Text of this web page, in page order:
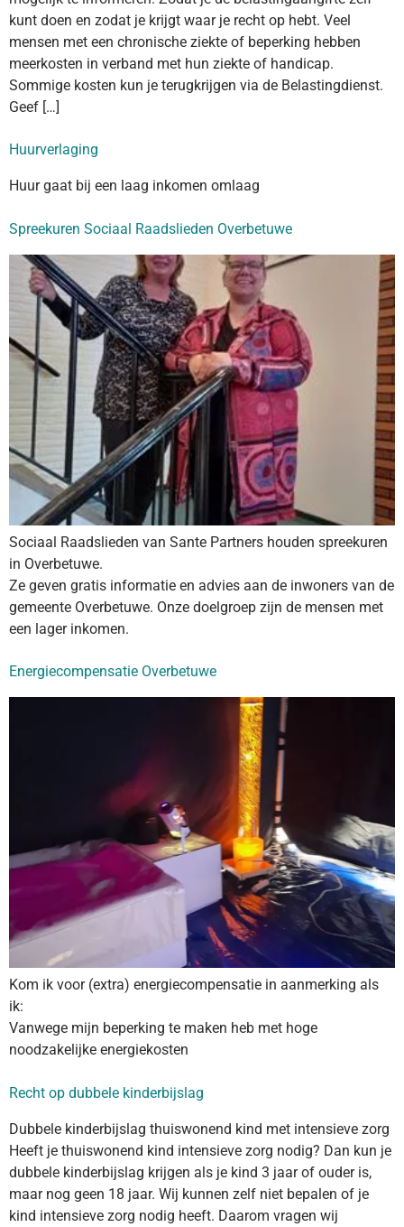
kunt doen en zodat je krijgt waar je recht op hebt. Veel
mensen met een chronische ziekte of beperking hebben
meerkosten in verband met hun ziekte of handicap.
Sommige kosten kun je terugkrijgen via de Belastingdienst.
Geef […]
Huurverlaging
Huur gaat bij een laag inkomen omlaag
Spreekuren Sociaal Raadslieden Overbetuwe
Sociaal Raadslieden van Sante Partners houden spreekuren
in Overbetuwe.
Ze geven gratis informatie en advies aan de inwoners van de
gemeente Overbetuwe. Onze doelgroep zijn de mensen met
een lager inkomen.
Energiecompensatie Overbetuwe
Kom ik voor (extra) energiecompensatie in aanmerking als
ik:
Vanwege mijn beperking te maken heb met hoge
noodzakelijke energiekosten
Recht op dubbele kinderbijslag
Dubbele kinderbijslag thuiswonend kind met intensieve zorg
Heeft je thuiswonend kind intensieve zorg nodig? Dan kun je
dubbele kinderbijslag krijgen als je kind 3 jaar of ouder is,
maar nog geen 18 jaar. Wij kunnen zelf niet bepalen of je
kind intensieve zorg nodig heeft. Daarom vragen wij